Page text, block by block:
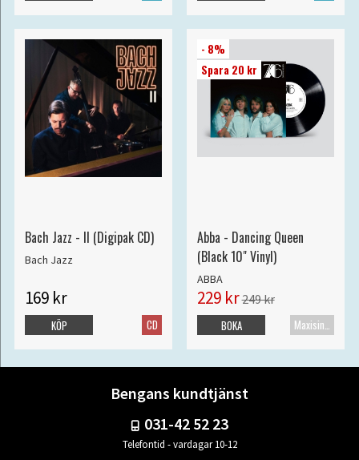
Bach Jazz - II (Digipak CD)
Bach Jazz
169 kr
CD
KÖP
- 8%
Spara 20 kr
Abba - Dancing Queen
(Black 10" Vinyl)
ABBA
229 kr249 kr
Maxisingel
BOKA
Bengans kundtjänst
031-42 52 23
Telefontid - vardagar 10-12